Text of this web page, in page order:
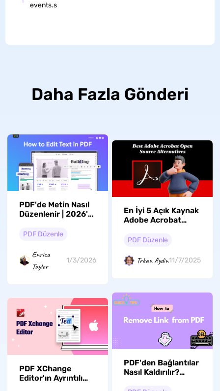
events.s
Daha Fazla Gönderi
PDF'de Metin Nasıl
Düzenlenir | 2026'te
PDF Düzenle
Enrica
Taylor
1/3/2026
En İyi 5 Açık Kaynak
Adobe Acrobat
PDF Düzenle
Trkan Aydin11/7/2025
PDF XChange
Editor'ın Ayrıntılı
PDF'den Bağlantılar
Nasıl Kaldırılır?